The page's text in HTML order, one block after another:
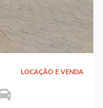
LOCAÇÃO E VENDA